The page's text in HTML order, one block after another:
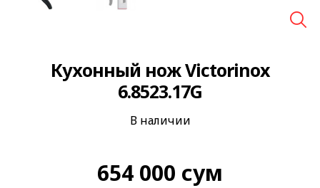
Кухонный нож Victorinox
6.8523.17G
В наличии
654 000 сум